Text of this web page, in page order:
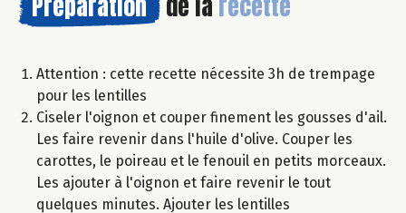
Attention : cette recette nécessite 3h de trempage
pour les lentilles
Ciseler l'oignon et couper finement les gousses d'ail.
Les faire revenir dans l'huile d'olive. Couper les
carottes, le poireau et le fenouil en petits morceaux.
Les ajouter à l'oignon et faire revenir le tout
quelques minutes. Ajouter les lentilles